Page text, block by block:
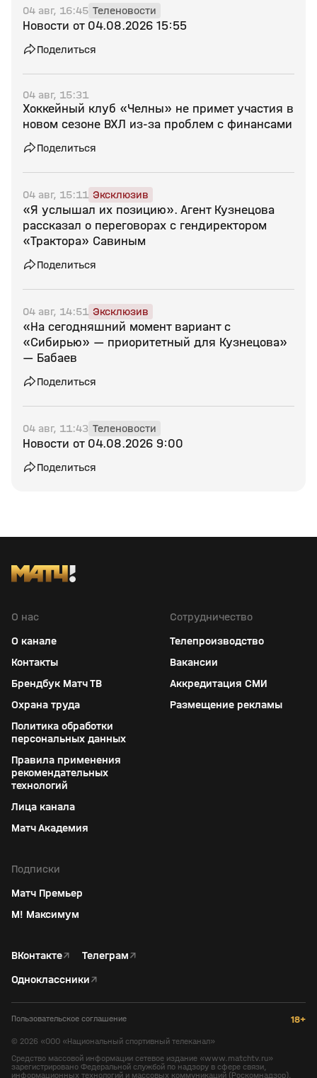
04 авг, 16:45 Теленовости
Новости от 04.08.2026 15:55
Поделиться
04 авг, 15:31
Хоккейный клуб «Челны» не примет участия в
новом сезоне ВХЛ из‑за проблем с финансами
Поделиться
04 авг, 15:11 Эксклюзив
«Я услышал их позицию». Агент Кузнецова
рассказал о переговорах с гендиректором
«Трактора» Савиным
Поделиться
04 авг, 14:51 Эксклюзив
«На сегодняшний момент вариант с
«Сибирью» — приоритетный для Кузнецова»
— Бабаев
Поделиться
04 авг, 11:43 Теленовости
Новости от 04.08.2026 9:00
Поделиться
О нас
О канале
Контакты
Брендбук Матч ТВ
Охрана труда
Политика обработки
персональных данных
Правила применения
рекомендательных
технологий
Лица канала
Матч Академия
Сотрудничество
Телепроизводство
Вакансии
Аккредитация СМИ
Размещение рекламы
Подписки
Матч Премьер
М! Максимум
ВКонтакте↗ Телеграм↗
Одноклассники↗
Пользовательское соглашение 18+
© 2026 «ООО «Национальный спортивный телеканал»
Средство массовой информации сетевое издание «www.matchtv.ru»
зарегистрировано Федеральной службой по надзору в сфере связи,
информационных технологий и массовых коммуникаций (Роскомнадзор).